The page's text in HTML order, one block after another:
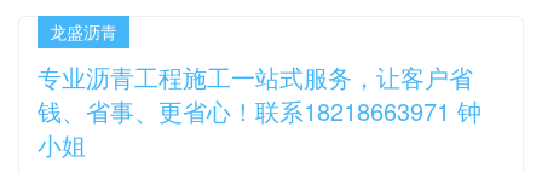
龙盛沥青
专业沥青工程施工一站式服务，让客户省
钱、省事、更省心！联系18218663971 钟
小姐